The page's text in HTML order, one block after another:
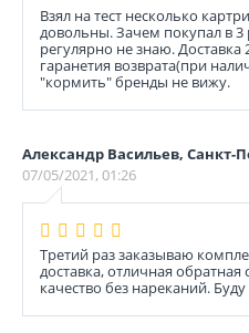
Взял на тест несколько
довольны. Зачем покупал в
регулярно не знаю. Доставка
гаранетия возврата(при
"кормить" бренды не вижу.
Александр Васильев, Санкт-
07/05/2021, 01:26
Третий раз заказываю
доставка, отличная
качество без нареканий.